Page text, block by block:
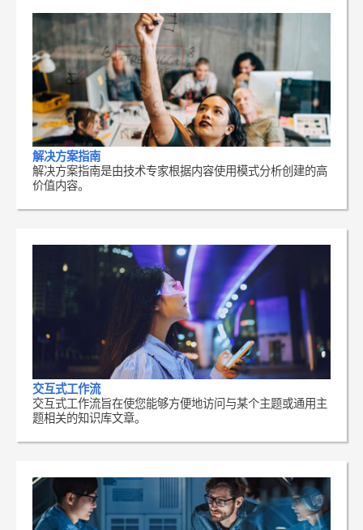
解决方案指南
解决方案指南是由技术专家根据内容使用模式分析创建的高
价值内容。
交互式工作流
交互式工作流旨在使您能够方便地访问与某个主题或通用主
题相关的知识库文章。